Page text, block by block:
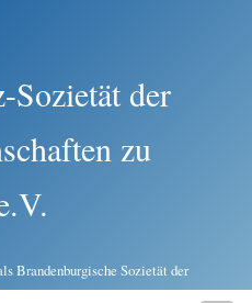
Sozietät der
zu
Brandenburgische Sozietät der